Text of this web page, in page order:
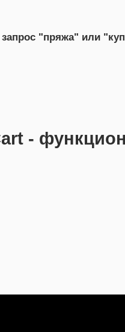
"пряжа" или
-